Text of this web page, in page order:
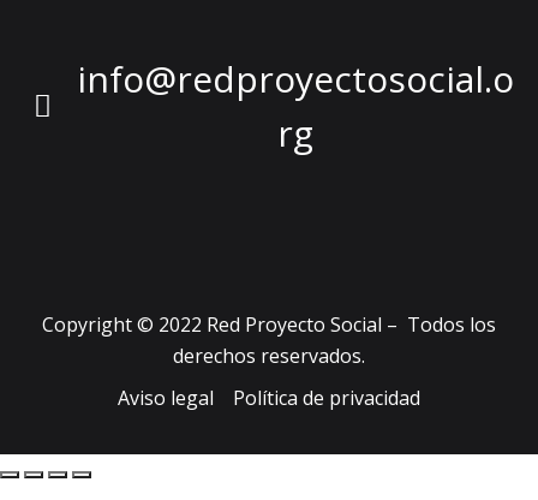
info@redproyectosocial.o
rg
Copyright © 2022 Red Proyecto Social – Todos los
derechos reservados.
Aviso legal
Política de privacidad